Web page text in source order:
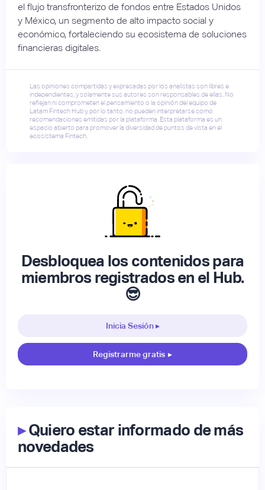
el flujo transfronterizo de fondos entre Estados Unidos
y México, un segmento de alto impacto social y
económico, fortaleciendo su ecosistema de soluciones
financieras digitales.
Las opiniones compartidas y expresadas por los analistas son libres e
independientes, y solamente sus autores son responsables de ellas. No
reflejan ni comprometen el pensamiento o la opinión del equipo de
Latam Fintech Hub y, por lo tanto, no pueden interpretarse como
recomendaciones emitidas por la plataforma. Esta plataforma es un
espacio abierto para promover la diversidad de puntos de vista en el
ecosistema Fintech.
Desbloquea los contenidos para
miembros registrados en el Hub.
😎
Inicia Sesión ▸
Registrarme gratis ▸
▸Quiero estar informado de más
novedades